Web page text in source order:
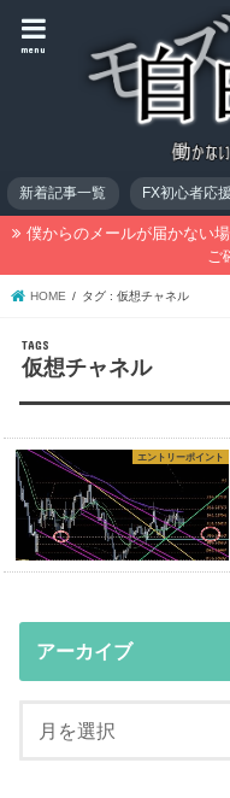
menu
新着記事一覧 FX初心者応
僕からのメールが届かない
ご
HOME タグ : 仮想チャネル
仮想チャネル
エントリーポイント
アーカイブ